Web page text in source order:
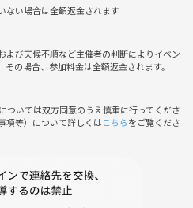
がありますか？
スターを売る為に広めたものという事
いると言う話を聞いたことがあります
は何処から来るのか知っていますか？
謀論・都市伝説」を話題にし、交流し
ない場合は全額返金されます
よび天候不順など主催者の判断によりイベン
の場合、参加料金は全額返金されます。
ついては双方同意のうえ慎重に行ってくださ
項等）について詳しくはこちらをご覧くださ